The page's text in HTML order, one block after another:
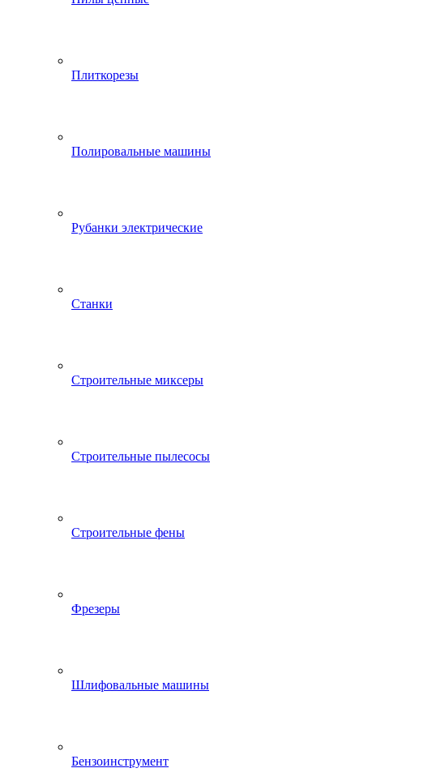
Плиткорезы
Полировальные машины
Рубанки электрические
Станки
Строительные миксеры
Строительные пылесосы
Строительные фены
Фрезеры
Шлифовальные машины
Бензоинструмент